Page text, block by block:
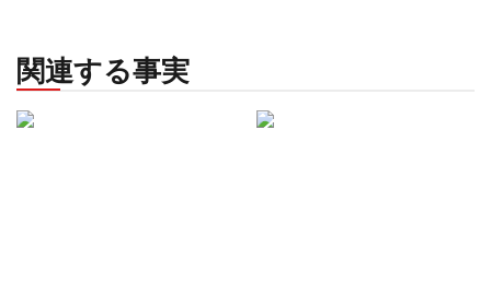
関連する事実